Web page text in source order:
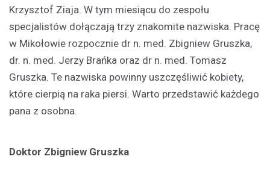
Krzysztof Ziaja. W tym miesiącu do zespołu
specjalistów dołączają trzy znakomite nazwiska. Pracę
w Mikołowie rozpocznie dr n. med. Zbigniew Gruszka,
dr. n. med. Jerzy Brańka oraz dr n. med. Tomasz
Gruszka. Te nazwiska powinny uszczęśliwić kobiety,
które cierpią na raka piersi. Warto przedstawić każdego
pana z osobna.
Doktor Zbigniew Gruszka